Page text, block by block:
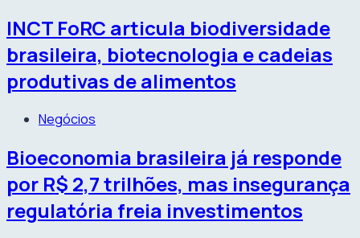
INCT FoRC articula biodiversidade
brasileira, biotecnologia e cadeias
produtivas de alimentos
Negócios
Bioeconomia brasileira já responde
por R$ 2,7 trilhões, mas insegurança
regulatória freia investimentos